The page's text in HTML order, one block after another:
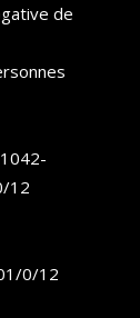
de
12
0/12